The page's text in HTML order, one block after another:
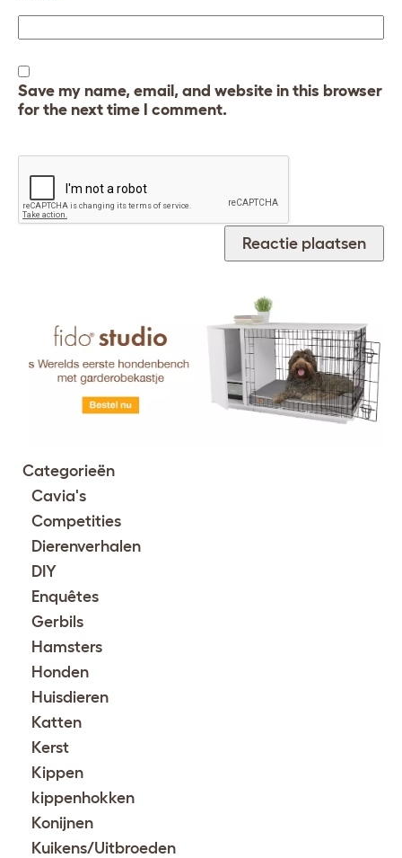
Save my name, email, and website in this browser
for the next time I comment.
Categorieën
Cavia's
Competities
Dierenverhalen
DIY
Enquêtes
Gerbils
Hamsters
Honden
Huisdieren
Katten
Kerst
Kippen
kippenhokken
Konijnen
Kuikens/Uitbroeden